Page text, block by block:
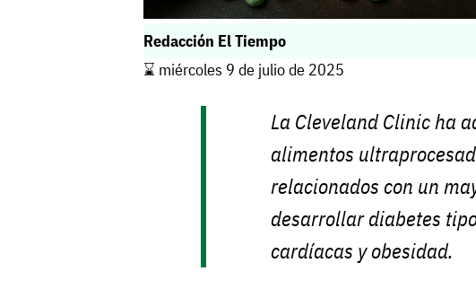
Redacción El Tiempo
⌛️ miércoles 9 de julio de 2025
La Cleveland Clinic ha
alimentos
relacionados con un
desarrollar diabetes
cardíacas y obesidad.